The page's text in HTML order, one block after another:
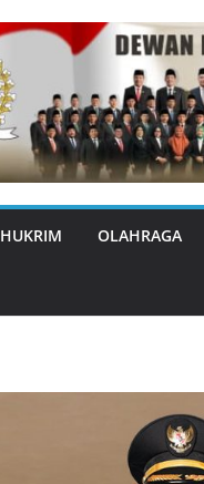
HUKRIM OLAHRAGA